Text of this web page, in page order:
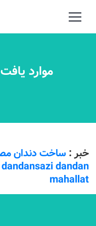
موارد
خبر : ساخت دندان
dandan
mahallat